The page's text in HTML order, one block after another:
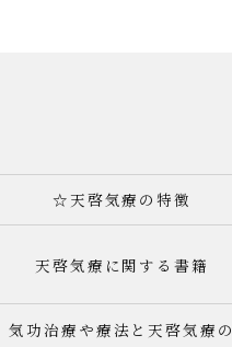
☆天啓気療の特徴
天啓気療に関する書籍
気功治療や療法と天啓気療の